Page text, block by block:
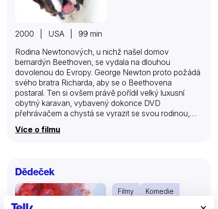
2000 | USA | 99 min
Rodina Newtonových, u nichž našel domov
bernardýn Beethoven, se vydala na dlouhou
dovolenou do Evropy. George Newton proto požádá
svého bratra Richarda, aby se o Beethovena
postaral. Ten si ovšem právě pořídil velký luxusní
obytný karavan, vybavený dokonce DVD
přehrávačem a chystá se vyrazit se svou rodinou,
Brennanem a malou dcerou Sarou, na báječnou
chce pokusit rozklíženou rodinu opět stmelit. Ostatní
jsou ovšem přesvědčeni, že to bude velká, dlouhá
nuda. A když zjistí, že je má na cestě do Kalifornie
doprovázet ještě obrovský, slintající bernardýn, který
Více o filmu
Dědeček
Filmy Komedie